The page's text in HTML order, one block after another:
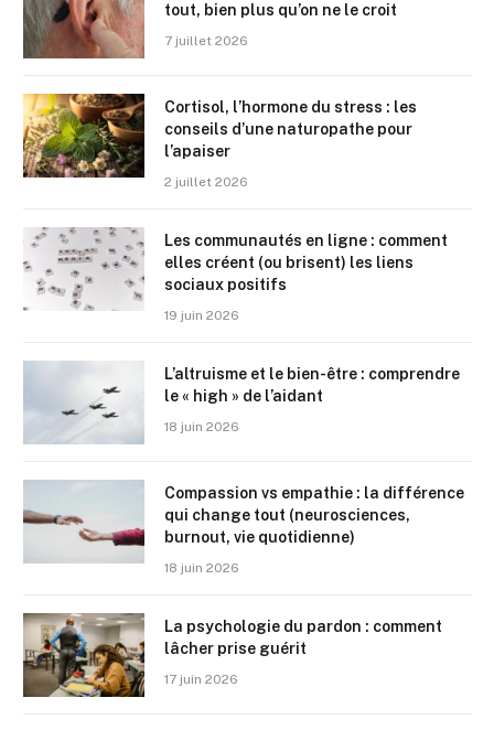
tout, bien plus qu’on ne le croit
7 juillet 2026
Cortisol, l’hormone du stress : les
conseils d’une naturopathe pour
l’apaiser
2 juillet 2026
Les communautés en ligne : comment
elles créent (ou brisent) les liens
sociaux positifs
19 juin 2026
L’altruisme et le bien-être : comprendre
le « high » de l’aidant
18 juin 2026
Compassion vs empathie : la différence
qui change tout (neurosciences,
burnout, vie quotidienne)
18 juin 2026
La psychologie du pardon : comment
lâcher prise guérit
17 juin 2026